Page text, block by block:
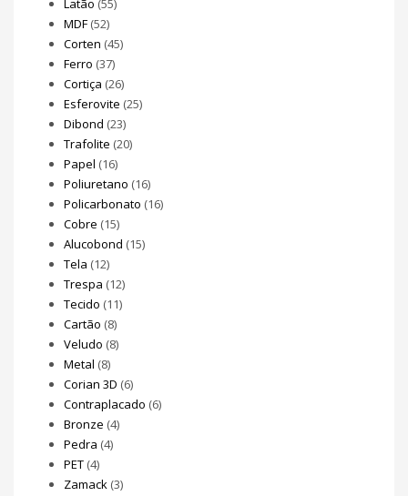
Latão (55)
MDF (52)
Corten (45)
Ferro (37)
Cortiça (26)
Esferovite (25)
Dibond (23)
Trafolite (20)
Papel (16)
Poliuretano (16)
Policarbonato (16)
Cobre (15)
Alucobond (15)
Tela (12)
Trespa (12)
Tecido (11)
Cartão (8)
Veludo (8)
Metal (8)
Corian 3D (6)
Contraplacado (6)
Bronze (4)
Pedra (4)
PET (4)
Zamack (3)